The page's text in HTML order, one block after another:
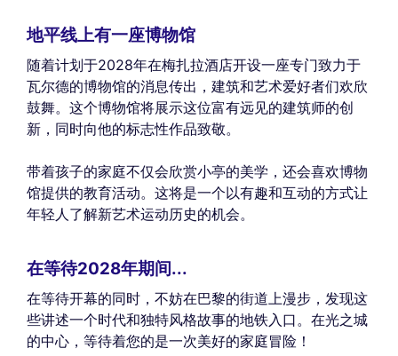
地平线上有一座博物馆
随着计划于2028年在梅扎拉酒店开设一座专门致力于
瓦尔德的博物馆的消息传出，建筑和艺术爱好者们欢欣
鼓舞。这个博物馆将展示这位富有远见的建筑师的创
新，同时向他的标志性作品致敬。
带着孩子的家庭不仅会欣赏小亭的美学，还会喜欢博物
馆提供的教育活动。这将是一个以有趣和互动的方式让
年轻人了解新艺术运动历史的机会。
在等待2028年期间...
在等待开幕的同时，不妨在巴黎的街道上漫步，发现这
些讲述一个时代和独特风格故事的地铁入口。在光之城
的中心，等待着您的是一次美好的家庭冒险！